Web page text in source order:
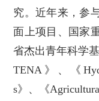
究。近年来，参
面上项目、国家
省杰出青年科学
TENA》、《
s》、《